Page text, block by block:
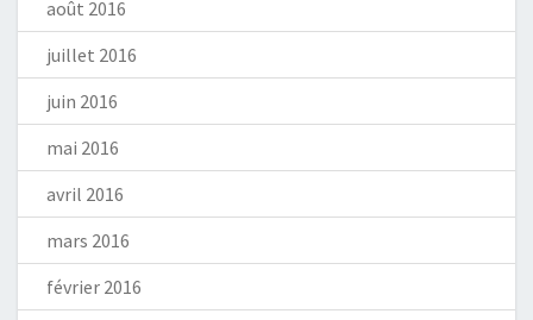
août 2016
juillet 2016
juin 2016
mai 2016
avril 2016
mars 2016
février 2016